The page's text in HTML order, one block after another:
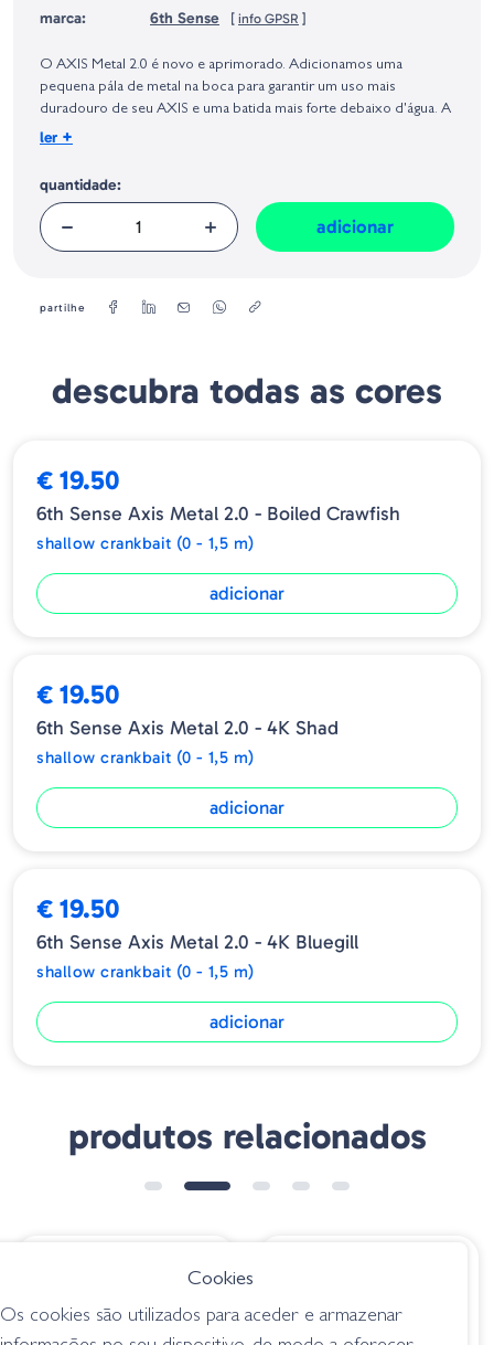
marca:
6th Sense [ info GPSR ]
Europeia, dos produtos da marca, conforme requerido no Regulamento
Geral sobre a Segurança dos Produtos (GPSR):
O AXIS Metal 2.0 é novo e aprimorado. Adicionamos uma
pequena pála de metal na boca para garantir um uso mais
duradouro de seu AXIS e uma batida mais forte debaixo d'água. A
nota também é 10% menor no AXIS Metal 2.0, o que lhe confere
Mergulhando de 2 a 5 pés, a pála pivotante de patente pendente
do eixo permite que ele rastreie a verdade enquanto caça
aleatoriamente de um lado para o outro como um real baitfish. O
resultado final é uma ação, som e vibração como nenhuma
obtenha o melhor da embalagem.
Peso: 1/2oz
Profundidade: 2 - 5 ft
ler +
quantidade:
adicionar
partilhe
descubra todas as cores
€ 19.50
6th Sense Axis Metal 2.0 - Boiled Crawfish
shallow crankbait (0 - 1,5 m)
adicionar
€ 19.50
6th Sense Axis Metal 2.0 - 4K Shad
shallow crankbait (0 - 1,5 m)
adicionar
€ 19.50
6th Sense Axis Metal 2.0 - 4K Bluegill
shallow crankbait (0 - 1,5 m)
adicionar
produtos relacionados
Evergreen X-Over -
423 Ghost Threadfin
Amostra Sculpo MR
SCMRR-71
Cookies
Os cookies são utilizados para aceder e armazenar